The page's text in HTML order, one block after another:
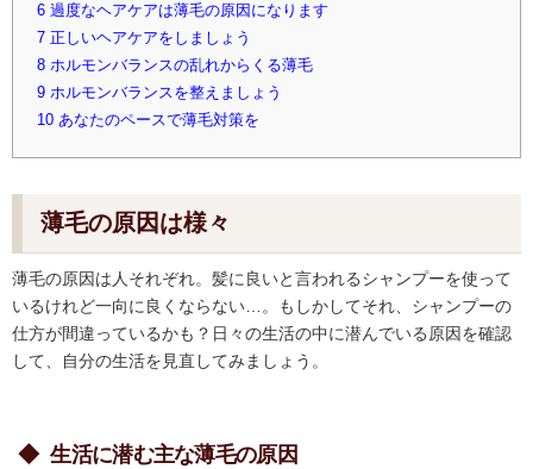
6 過度なヘアケアは薄毛の原因になります
7 正しいヘアケアをしましょう
8 ホルモンバランスの乱れからくる薄毛
9 ホルモンバランスを整えましょう
10 あなたのペースで薄毛対策を
薄毛の原因は様々
薄毛の原因は人それぞれ。髪に良いと言われるシャンプーを使って
いるけれど一向に良くならない…。もしかしてそれ、シャンプーの
仕方が間違っているかも？日々の生活の中に潜んでいる原因を確認
して、自分の生活を見直してみましょう。
◆ 生活に潜む主な薄毛の原因